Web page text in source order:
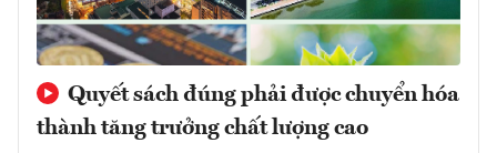
Quyết sách đúng phải được chuyển hóa
thành tăng trưởng chất lượng cao